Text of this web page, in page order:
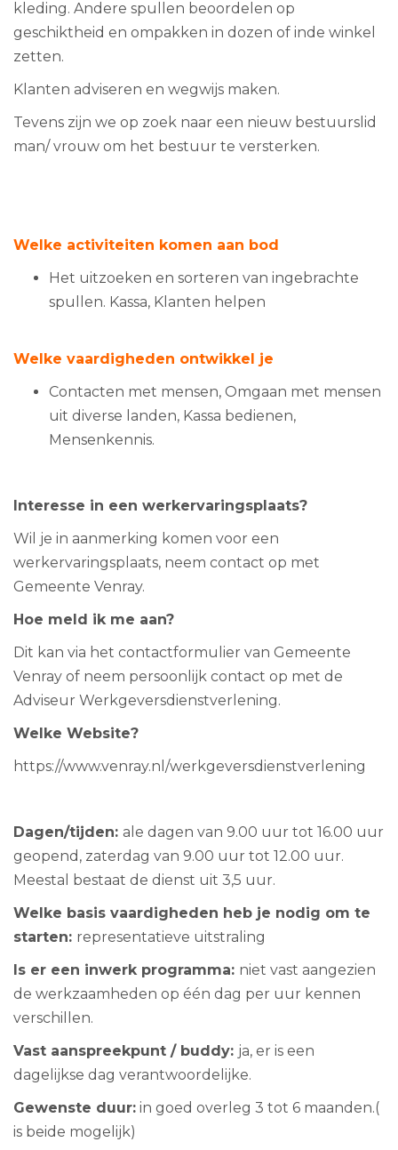
kleding. Andere spullen beoordelen op
geschiktheid en ompakken in dozen of inde winkel
zetten.
Klanten adviseren en wegwijs maken.
Tevens zijn we op zoek naar een nieuw bestuurslid
man/ vrouw om het bestuur te versterken.
Welke activiteiten komen aan bod
Het uitzoeken en sorteren van ingebrachte
spullen. Kassa, Klanten helpen
Welke vaardigheden ontwikkel je
Contacten met mensen, Omgaan met mensen
uit diverse landen, Kassa bedienen,
Mensenkennis.
Interesse in een werkervaringsplaats?
Wil je in aanmerking komen voor een
werkervaringsplaats, neem contact op met
Gemeente Venray.
Hoe meld ik me aan?
Dit kan via het contactformulier van Gemeente
Venray of neem persoonlijk contact op met de
Adviseur Werkgeversdienstverlening.
Welke Website?
https://www.venray.nl/werkgeversdienstverlening
Dagen/tijden: ale dagen van 9.00 uur tot 16.00 uur
geopend, zaterdag van 9.00 uur tot 12.00 uur.
Meestal bestaat de dienst uit 3,5 uur.
Welke basis vaardigheden heb je nodig om te
starten: representatieve uitstraling
Is er een inwerk programma: niet vast aangezien
de werkzaamheden op één dag per uur kennen
verschillen.
Vast aanspreekpunt / buddy: ja, er is een
dagelijkse dag verantwoordelijke.
Gewenste duur: in goed overleg 3 tot 6 maanden.(
is beide mogelijk)